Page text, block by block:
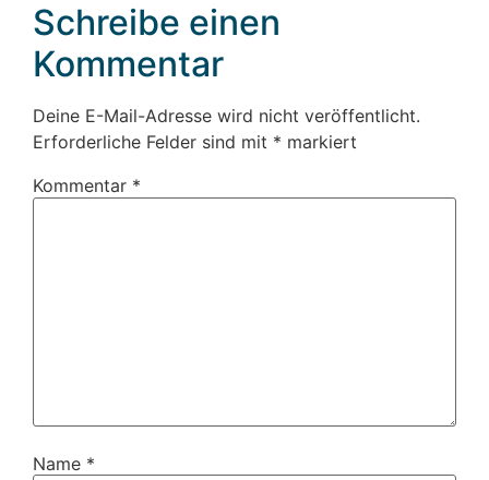
Schreibe einen
Kommentar
Deine E-Mail-Adresse wird nicht veröffentlicht.
Erforderliche Felder sind mit * markiert
Kommentar *
Name *